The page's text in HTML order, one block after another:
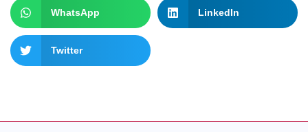
WhatsApp LinkedIn
Twitter